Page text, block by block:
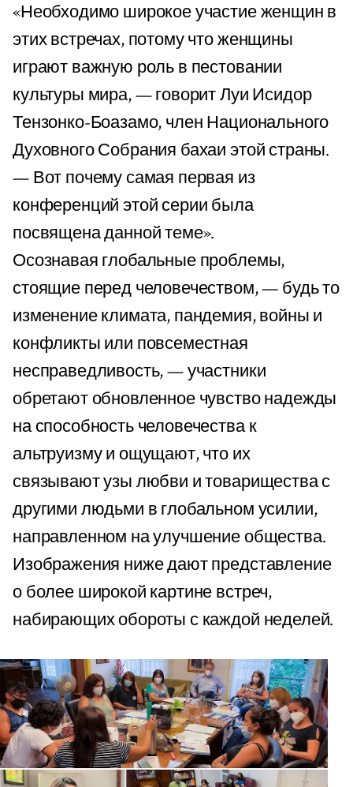
«Необходимо широкое участие женщин в
этих встречах, потому что женщины
играют важную роль в пестовании
культуры мира, — говорит Луи Исидор
Тензонко-Боазамо, член Национального
Духовного Собрания бахаи этой страны.
— Вот почему самая первая из
конференций этой серии была
посвящена данной теме».
Осознавая глобальные проблемы,
стоящие перед человечеством, — будь то
изменение климата, пандемия, войны и
конфликты или повсеместная
несправедливость, — участники
обретают обновленное чувство надежды
на способность человечества к
альтруизму и ощущают, что их
связывают узы любви и товарищества с
другими людьми в глобальном усилии,
направленном на улучшение общества.
Изображения ниже дают представление
о более широкой картине встреч,
набирающих обороты с каждой неделей.